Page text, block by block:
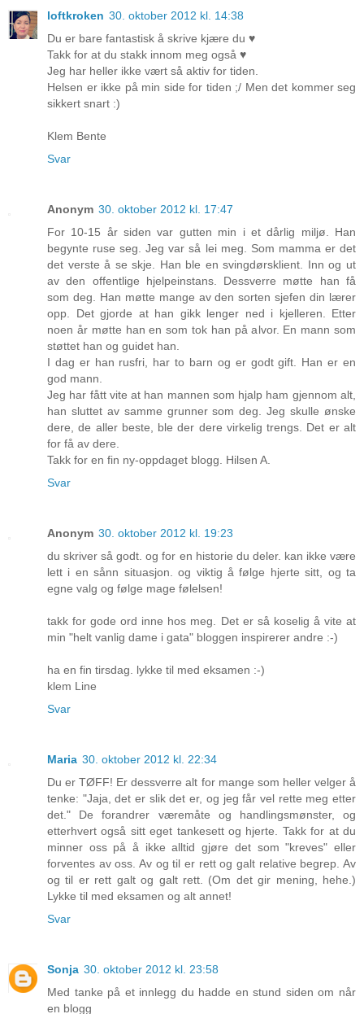
loftkroken 30. oktober 2012 kl. 14:38
Du er bare fantastisk å skrive kjære du ♥
Takk for at du stakk innom meg også ♥
Jeg har heller ikke vært så aktiv for tiden.
Helsen er ikke på min side for tiden ;/ Men det kommer seg
sikkert snart :)
Klem Bente
Svar
Anonym 30. oktober 2012 kl. 17:47
For 10-15 år siden var gutten min i et dårlig miljø. Han
begynte ruse seg. Jeg var så lei meg. Som mamma er det
det verste å se skje. Han ble en svingdørsklient. Inn og ut
av den offentlige hjelpeinstans. Dessverre møtte han få
som deg. Han møtte mange av den sorten sjefen din lærer
opp. Det gjorde at han gikk lenger ned i kjelleren. Etter
noen år møtte han en som tok han på alvor. En mann som
støttet han og guidet han.
I dag er han rusfri, har to barn og er godt gift. Han er en
god mann.
Jeg har fått vite at han mannen som hjalp ham gjennom alt,
han sluttet av samme grunner som deg. Jeg skulle ønske
dere, de aller beste, ble der dere virkelig trengs. Det er alt
for få av dere.
Takk for en fin ny-oppdaget blogg. Hilsen A.
Svar
Anonym 30. oktober 2012 kl. 19:23
du skriver så godt. og for en historie du deler. kan ikke være
lett i en sånn situasjon. og viktig å følge hjerte sitt, og ta
egne valg og følge mage følelsen!
takk for gode ord inne hos meg. Det er så koselig å vite at
min "helt vanlig dame i gata" bloggen inspirerer andre :-)
ha en fin tirsdag. lykke til med eksamen :-)
klem Line
Svar
Maria 30. oktober 2012 kl. 22:34
Du er TØFF! Er dessverre alt for mange som heller velger å
tenke: "Jaja, det er slik det er, og jeg får vel rette meg etter
det." De forandrer væremåte og handlingsmønster, og
etterhvert også sitt eget tankesett og hjerte. Takk for at du
minner oss på å ikke alltid gjøre det som "kreves" eller
forventes av oss. Av og til er rett og galt relative begrep. Av
og til er rett galt og galt rett. (Om det gir mening, hehe.)
Lykke til med eksamen og alt annet!
Svar
Sonja 30. oktober 2012 kl. 23:58
Med tanke på et innlegg du hadde en stund siden om når
en blogg